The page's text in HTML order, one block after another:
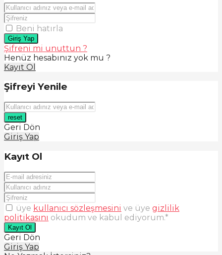
Beni hatırla
Giriş Yap
Şifreni mi unuttun ?
Henüz hesabınız yok mu ?
Kayıt Ol
Şifreyi Yenile
reset
Geri Dön
Giriş Yap
Kayıt Ol
üye kullanıcı sözleşmesini ve üye gizlilik
politikasını okudum ve kabul ediyorum.*
Kayıt Ol
Geri Dön
Giriş Yap